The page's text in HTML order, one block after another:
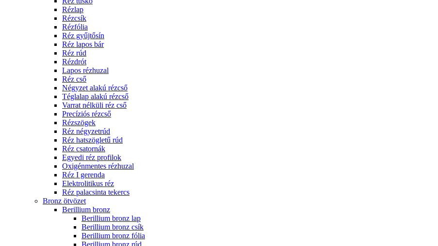
Rézlap
Rézcsík
Rézfólia
Réz gyűjtősín
Réz lapos bár
Réz rúd
Rézdrót
Lapos rézhuzal
Réz cső
Négyzet alakú rézcső
Téglalap alakú rézcső
Varrat nélküli réz cső
Precíziós rézcső
Rézszögek
Réz négyzetrúd
Réz hatszögletű rúd
Réz csatornák
Egyedi réz profilok
Oxigénmentes rézhuzal
Réz I gerenda
Elektrolitikus réz
Réz palacsinta tekercs
Bronz ötvözet
Berillium bronz
Berillium bronz lap
Berillium bronz csík
Berillium bronz fólia
Berillium bronz rúd